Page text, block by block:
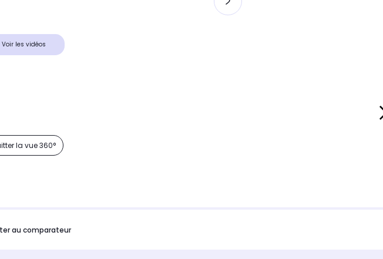
Voir les vidéos
la vue 360°
au comparateur